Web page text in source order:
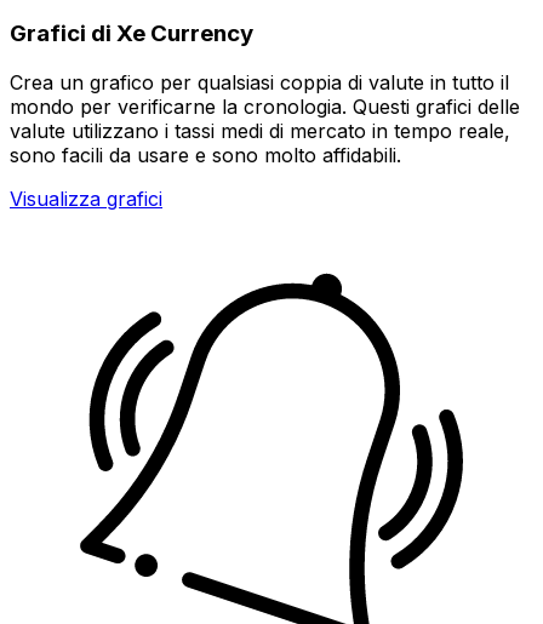
Grafici di Xe Currency
Crea un grafico per qualsiasi coppia di valute in tutto il
mondo per verificarne la cronologia. Questi grafici delle
valute utilizzano i tassi medi di mercato in tempo reale,
sono facili da usare e sono molto affidabili.
Visualizza grafici